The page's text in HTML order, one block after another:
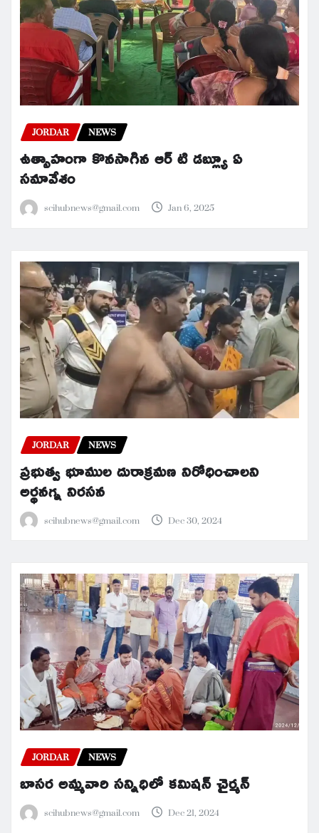
JORDAR NEWS
ఉత్సాహంగా కొనసాగిన ఆర్ టి డబ్ల్యూ ఏ
సమావేశం
scihubnews@gmail.com Jan 6, 2025
JORDAR NEWS
ప్రభుత్వ భూముల దురాక్రమణ నిరోధించాలని
అర్థనగ్న నిరసన
scihubnews@gmail.com Dec 30, 2024
JORDAR NEWS
బాసర అమ్మవారి సన్నిధిలో కమిషన్ చైర్మన్
scihubnews@gmail.com Dec 21, 2024